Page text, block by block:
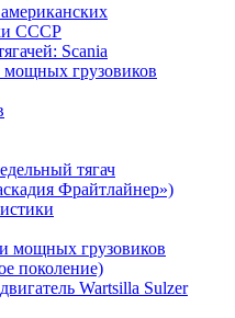
СССР
Scania
грузовиков
тягач
Фрайтлайнер»)
мощных грузовиков
поколение)
Wartsilla Sulzer